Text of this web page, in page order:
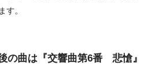
す。
の曲は『交響曲第6番 悲愴』